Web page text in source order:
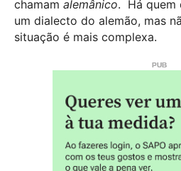
chamam alemânico. Há quem
um dialecto do alemão, mas
situação é mais complexa.